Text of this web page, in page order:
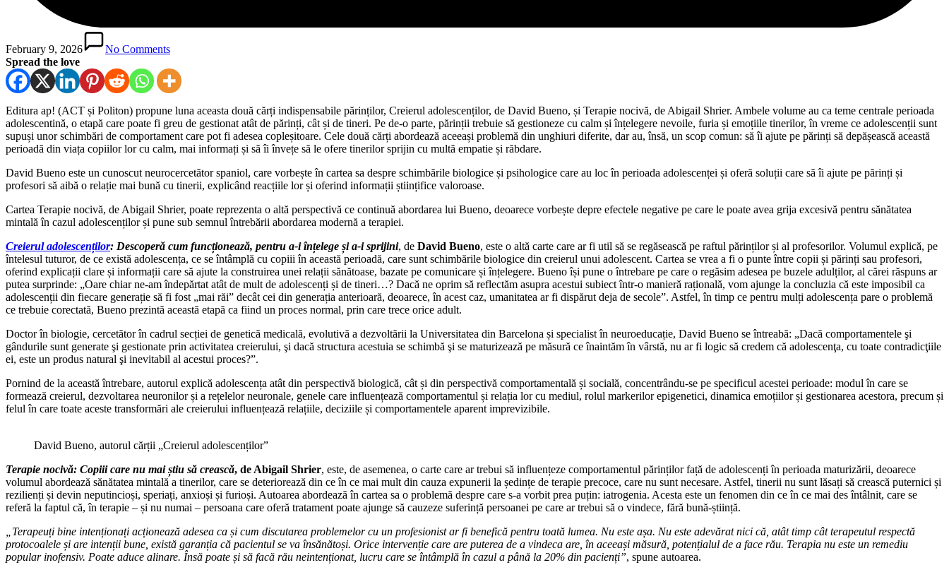
February 9, 2026
No Comments
Spread the love
Editura ap! (ACT și Politon) propune luna aceasta două cărți indispensabile părinților, Creierul adolescenților, de David Bueno, și Terapie nocivă, de Abigail Shrier. Ambele volume au ca teme centrale perioada
adolescentină, o etapă care poate fi greu de gestionat atât de părinți, cât și de tineri. Pe de-o parte, părinții trebuie să gestioneze cu calm și înțelegere nevoile, furia și emoțiile tinerilor, în vreme ce adolescenții sunt
supuși unor schimbări de comportament care pot fi adesea copleșitoare. Cele două cărți abordează aceeași problemă din unghiuri diferite, dar au, însă, un scop comun: să îi ajute pe părinți să depășească această
perioadă din viața copiilor lor cu calm, mai informați și să îi învețe să le ofere tinerilor sprijin cu multă empatie și răbdare.
David Bueno este un cunoscut neurocercetător spaniol, care vorbește în cartea sa despre schimbările biologice și psihologice care au loc în perioada adolescenței și oferă soluții care să îi ajute pe părinți și
profesori să aibă o relație mai bună cu tinerii, explicând reacțiile lor și oferind informații științifice valoroase.
Cartea Terapie nocivă, de Abigail Shrier, poate reprezenta o altă perspectivă ce continuă abordarea lui Bueno, deoarece vorbește depre efectele negative pe care le poate avea grija excesivă pentru sănătatea
mintală în cazul adolescenților și pune sub semnul întrebării abordarea modernă a terapiei.
Creierul adolescenților: Descoperă cum funcționează, pentru a-i înțelege și a-i sprijini, de David Bueno, este o altă carte care ar fi util să se regăsească pe raftul părinților și al profesorilor. Volumul explică, pe
întelesul tuturor, de ce există adolescența, ce se întâmplă cu copiii în această perioadă, care sunt schimbările biologice din creierul unui adolescent. Cartea se vrea a fi o punte între copii și părinți sau profesori,
oferind explicații clare și informații care să ajute la construirea unei relații sănătoase, bazate pe comunicare și înțelegere. Bueno își pune o întrebare pe care o regăsim adesea pe buzele adulților, al cărei răspuns ar
putea surprinde: „Oare chiar ne-am îndepărtat atât de mult de adolescenți și de tineri…? Dacă ne oprim să reflectăm asupra acestui subiect într-o manieră rațională, vom ajunge la concluzia că este imposibil ca
adolescenții din fiecare generație să fi fost „mai răi” decât cei din generația anterioară, deoarece, în acest caz, umanitatea ar fi dispărut deja de secole”. Astfel, în timp ce pentru mulți adolescența pare o problemă
ce trebuie corectată, Bueno prezintă această etapă ca fiind un proces normal, prin care trece orice adult.
Doctor în biologie, cercetător în cadrul secției de genetică medicală, evolutivă a dezvoltării la Universitatea din Barcelona și specialist în neuroeducație, David Bueno se întreabă: „Dacă comportamentele şi
gândurile sunt generate şi gestionate prin activitatea creierului, şi dacă structura acestuia se schimbă şi se maturizează pe măsură ce înaintăm în vârstă, nu ar fi logic să credem că adolescenţa, cu toate contradicţiile
ei, este un produs natural şi inevitabil al acestui proces?”.
Pornind de la această întrebare, autorul explică adolescența atât din perspectivă biologică, cât și din perspectivă comportamentală și socială, concentrându-se pe specificul acestei perioade: modul în care se
formează creierul, dezvoltarea neuronilor și a rețelelor neuronale, genele care influențează comportamentul și relația lor cu mediul, rolul markerilor epigenetici, dinamica emoțiilor și gestionarea acestora, precum și
felul în care toate aceste transformări ale creierului influențează relațiile, deciziile și comportamentele aparent imprevizibile.
David Bueno, autorul cărții „Creierul adolescenților”
Terapie nocivă: Copiii care nu mai știu să crească, de Abigail Shrier, este, de asemenea, o carte care ar trebui să influențeze comportamentul părinților față de adolescenți în perioada maturizării, deoarece
volumul abordează sănătatea mintală a tinerilor, care se deteriorează din ce în ce mai mult din cauza expunerii la ședințe de terapie precoce, care nu sunt necesare. Astfel, tinerii nu sunt lăsați să crească puternici și
rezilienți și devin neputincioși, speriați, anxioși și furioși. Autoarea abordează în cartea sa o problemă despre care s-a vorbit prea puțin: iatrogenia. Acesta este un fenomen din ce în ce mai des întâlnit, care se
referă la faptul că, în terapie – și nu numai ‒ persoana care oferă tratament poate ajunge să cauzeze suferință persoanei pe care ar trebui să o vindece, fără bună-știință.
„Terapeuți bine intenționați acționează adesea ca și cum discutarea problemelor cu un profesionist ar fi benefică pentru toată lumea. Nu este așa. Nu este adevărat nici că, atât timp cât terapeutul respectă
protocoalele și are intenții bune, există garanția că pacientul se va însănătoși. Orice intervenție care are puterea de a vindeca are, în aceeași măsură, potențialul de a face rău. Terapia nu este un remediu
popular inofensiv. Poate aduce alinare. Însă poate și să facă rău neintenționat, lucru care se întâmplă în cazul a până la 20% din pacienți”, spune autoarea.